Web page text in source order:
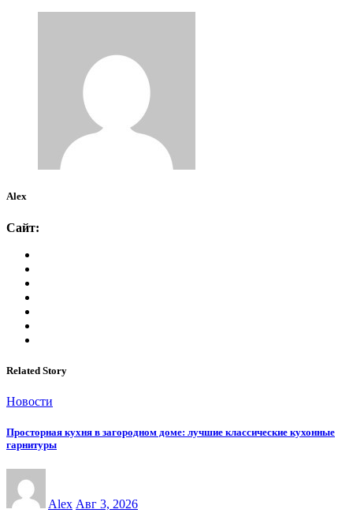
Alex
Сайт:
Related Story
Новости
Просторная кухня в загородном доме: лучшие классические кухонные
гарнитуры
Alex Авг 3, 2026